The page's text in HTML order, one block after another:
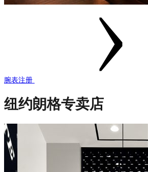
腕表注册
纽约朗格专卖店